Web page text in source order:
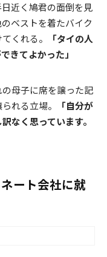
近く鳩君の面倒を見
ベストを着たバイク
くれる。
「タイの人
きてよかった」
母子に席を譲った記
れる立場。
「自分が
なく思っています。
ート会社に就